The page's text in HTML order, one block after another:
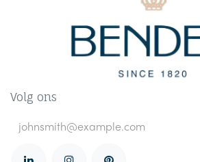
Volg ons